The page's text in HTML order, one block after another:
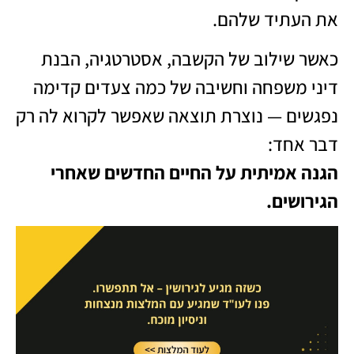
את העתיד שלהם.
כאשר שילוב של הקשבה, אסטרטגיה, הבנת
דיני משפחה וחשיבה של כמה צעדים קדימה
נפגשים — נוצרת תוצאה שאפשר לקרוא לה רק
דבר אחד:
הגנה אמיתית על החיים החדשים שאחרי
הגירושים.